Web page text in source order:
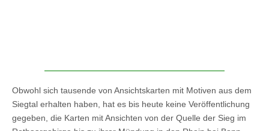
Obwohl sich tausende von Ansichtskarten mit Motiven aus dem
Siegtal erhalten haben, hat es bis heute keine Veröffentlichung
gegeben, die Karten mit Ansichten von der Quelle der Sieg im